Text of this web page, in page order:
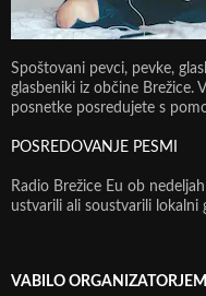
Spoštovani pevci, pevke,
glasbeniki iz občine Brežice.
posnetke posredujete s
POSREDOVANJE PESMI
Radio Brežice Eu ob
ustvarili ali soustvarili lokalni
VABILO